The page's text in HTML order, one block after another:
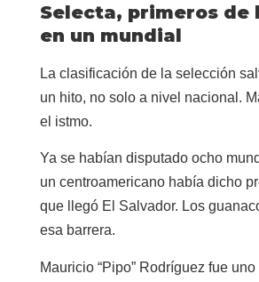
Selecta, primeros de
en un mundial
La clasificación de la selección
un hito, no solo a nivel nacional.
el istmo.
Ya se habían disputado ocho
un centroamericano había dicho
que llegó El Salvador. Los
esa barrera.
Mauricio “Pipo” Rodríguez fue